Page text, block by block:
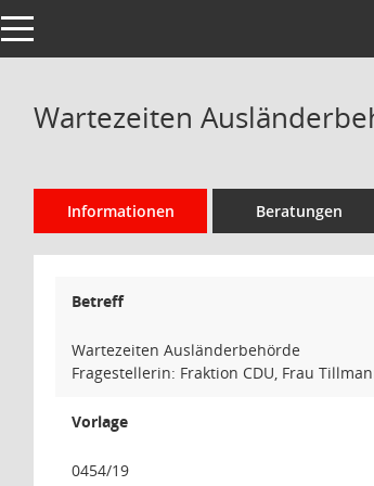
Toggle navigation
Wartezeiten
Informationen Beratungen
Betreff
Wartezeiten Ausländerbehörde
Fragestellerin: Fraktion CDU, Frau
Vorlage
0454/19